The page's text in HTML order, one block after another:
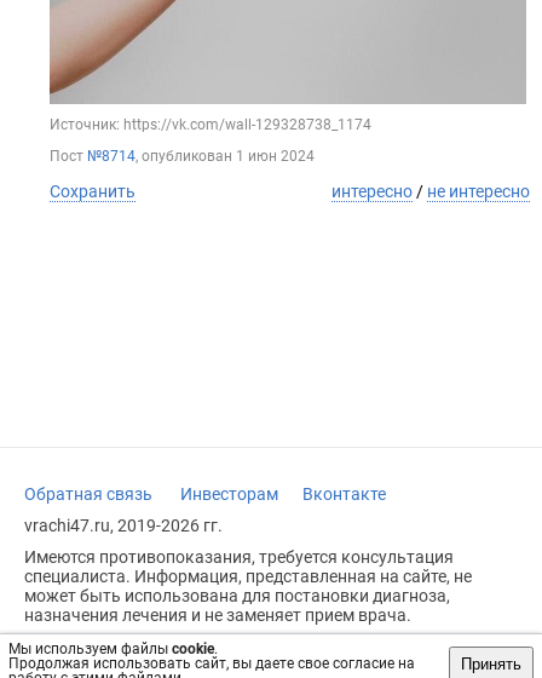
Мы используем файлы cookie.
Продолжая использовать сайт, вы даете свое согласие на
Принять
Источник: https://vk.com/wall-129328738_1174
Пост №8714, опубликован 1 июн 2024
Сохранить интересно / не интересно
Обратная связь Инвесторам
Вконтакте
vrachi47.ru, 2019-2026 гг.
Имеются противопоказания, требуется консультация
специалиста. Информация, представленная на сайте, не
может быть использована для постановки диагноза,
назначения лечения и не заменяет прием врача.
Возрастное ограничение: 18+